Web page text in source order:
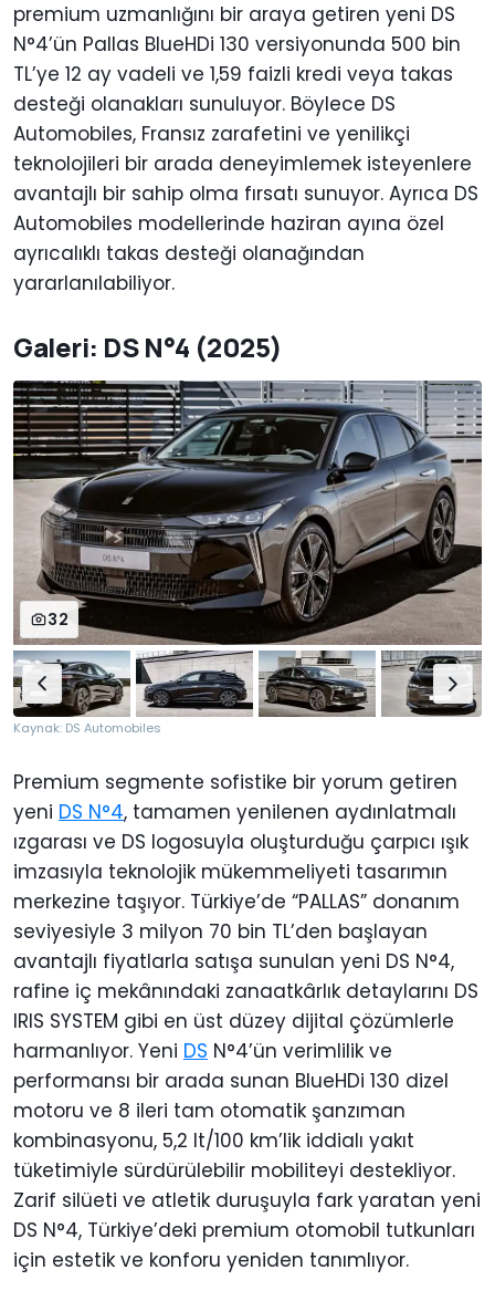
premium uzmanlığını bir araya getiren yeni DS
N°4’ün Pallas BlueHDi 130 versiyonunda 500 bin
TL’ye 12 ay vadeli ve 1,59 faizli kredi veya takas
desteği olanakları sunuluyor. Böylece DS
Automobiles, Fransız zarafetini ve yenilikçi
teknolojileri bir arada deneyimlemek isteyenlere
avantajlı bir sahip olma fırsatı sunuyor. Ayrıca DS
Automobiles modellerinde haziran ayına özel
ayrıcalıklı takas desteği olanağından
yararlanılabiliyor.
Galeri: DS N°4 (2025)
32
Kaynak: DS Automobiles
Premium segmente sofistike bir yorum getiren
yeni DS N°4, tamamen yenilenen aydınlatmalı
ızgarası ve DS logosuyla oluşturduğu çarpıcı ışık
imzasıyla teknolojik mükemmeliyeti tasarımın
merkezine taşıyor. Türkiye’de “PALLAS” donanım
seviyesiyle 3 milyon 70 bin TL’den başlayan
avantajlı fiyatlarla satışa sunulan yeni DS N°4,
rafine iç mekânındaki zanaatkârlık detaylarını DS
IRIS SYSTEM gibi en üst düzey dijital çözümlerle
harmanlıyor. Yeni DS N°4’ün verimlilik ve
performansı bir arada sunan BlueHDi 130 dizel
motoru ve 8 ileri tam otomatik şanzıman
kombinasyonu, 5,2 lt/100 km’lik iddialı yakıt
tüketimiyle sürdürülebilir mobiliteyi destekliyor.
Zarif silüeti ve atletik duruşuyla fark yaratan yeni
DS N°4, Türkiye’deki premium otomobil tutkunları
için estetik ve konforu yeniden tanımlıyor.